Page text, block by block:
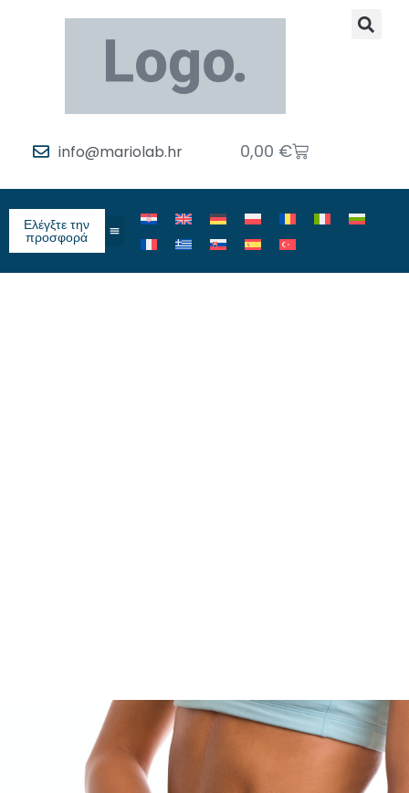
info@mariolab.hr 0,00 €
Ελέγξτε την
προσφορά